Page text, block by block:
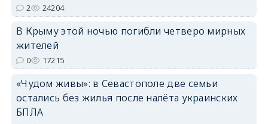
erid: 2SDnjdvhGXG
2 24204
В Крыму этой ночью погибли четверо мирных
жителей
0 17215
«Чудом живы»: в Севастополе две семьи
остались без жилья после налёта украинских
БПЛА